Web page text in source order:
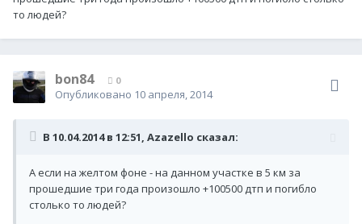
то людей?
bon84 0
Опубликовано 10 апреля, 2014
В 10.04.2014 в 12:51, Azazello сказал:
А если на желтом фоне - на данном участке в 5 км за
прошедшие три года произошло +100500 дтп и погибло
столько то людей?